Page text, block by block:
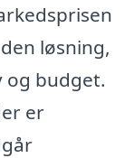
løsning,
og budget.
er